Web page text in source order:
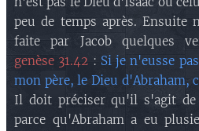
peu de temps après. Ensuite
faite par Jacob quelques
genèse 31.42 : Si je n'eusse
mon père, le Dieu d'Abraham,
Il doit préciser qu'il s'agit de
parce qu'Abraham a eu